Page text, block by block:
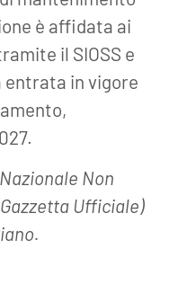
è affidata ai
il SIOSS e
entrata in vigore
Non
Ufficiale)